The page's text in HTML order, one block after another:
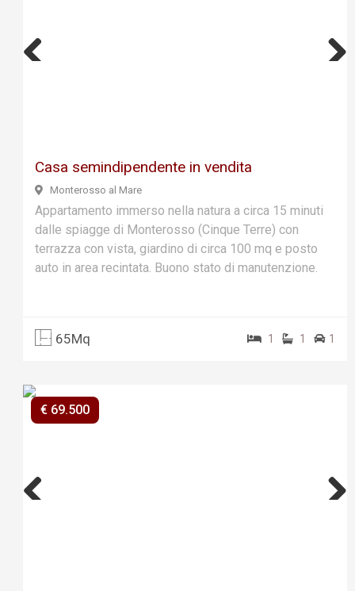
Casa semindipendente in vendita
Monterosso al Mare
Appartamento immerso nella natura a circa 15 minuti
dalle spiagge di Monterosso (Cinque Terre) con
terrazza con vista, giardino di circa 100 mq e posto
auto in area recintata. Buono stato di manutenzione.
65Mq 1 1 1
€ 69.500